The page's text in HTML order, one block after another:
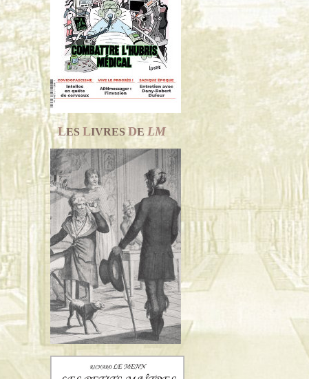
LES LIVRESDE LM